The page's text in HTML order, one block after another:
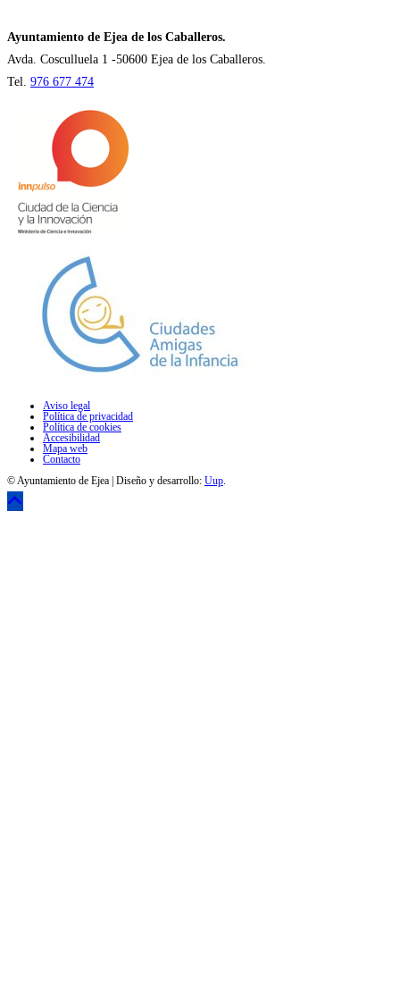
nueva
pestaña
Ayuntamiento de Ejea de los Caballeros.
Avda. Cosculluela 1 -50600 Ejea de los Caballeros.
Tel. 976 677 474
Aviso legal
Política de privacidad
Política de cookies
Accesibilidad
Mapa web
Contacto
© Ayuntamiento de Ejea | Diseño y desarrollo: Uup.